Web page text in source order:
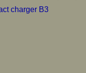
charger B3